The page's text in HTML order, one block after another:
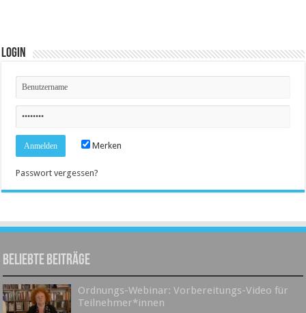
Login
Merken
Passwort vergessen?
Beliebte Beiträge
Ordnungs-Webinar: Vorbereitungs-Video für
Teilnehmer*innen